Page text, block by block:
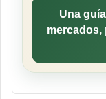
Una
mercados,